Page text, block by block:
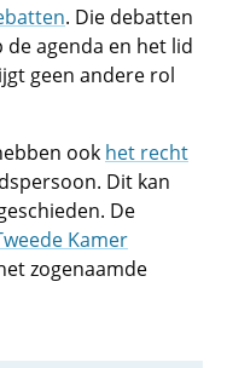
. Die debatten
agenda en het lid
geen andere rol
ook het recht
Dit kan
De
Kamer
zogenaamde